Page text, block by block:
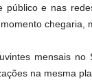
público e nas
chegaria,
mensais
na mesma